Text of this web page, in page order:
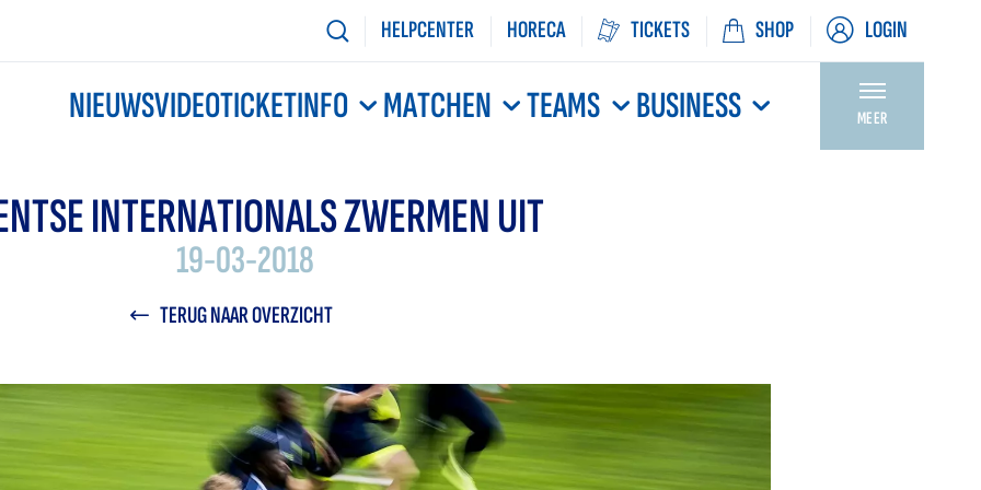
HELPCENTER HORECA TICKETS SHOP LOGIN
NIEUWSVIDEOTICKETINFO MATCHEN TEAMS BUSINESS MEER
INTERNATIONALS ZWERMEN UIT
19-03-2018
TERUG NAAR OVERZICHT